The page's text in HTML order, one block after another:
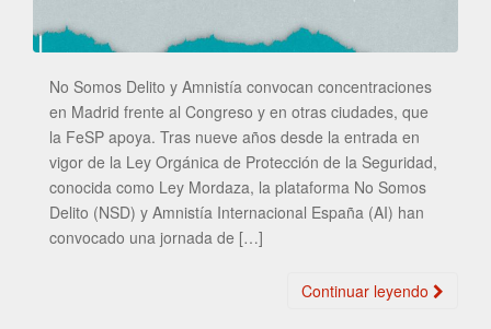
No Somos Delito y Amnistía convocan concentraciones
en Madrid frente al Congreso y en otras ciudades, que
la FeSP apoya. Tras nueve años desde la entrada en
vigor de la Ley Orgánica de Protección de la Seguridad,
conocida como Ley Mordaza, la plataforma No Somos
Delito (NSD) y Amnistía Internacional España (AI) han
convocado una jornada de […]
Continuar leyendo